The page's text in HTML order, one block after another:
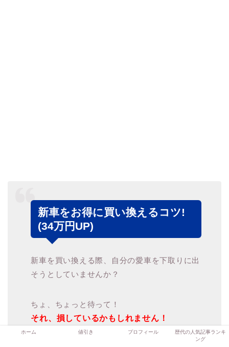
新車をお得に買い換えるコツ!
(34万円UP)
新車を買い換える際、自分の愛車を下取りに出
そうとしていませんか？
ちょ、ちょっと待って！
それ、損しているかもしれません！
ホーム 値引き プロフィール
歴代の人気記事ランキ
ング